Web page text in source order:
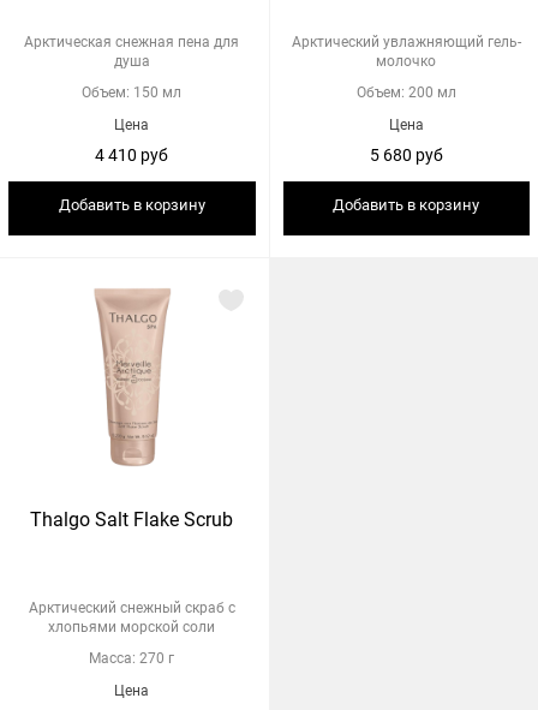
Арктическая снежная пена для
душа
Объем: 150 мл
Цена
4 410 руб
Добавить в корзину
Арктический увлажняющий гель-
молочко
Объем: 200 мл
Цена
5 680 руб
Добавить в корзину
Thalgo Salt Flake Scrub
Арктический снежный скраб с
хлопьями морской соли
Масса: 270 г
Цена